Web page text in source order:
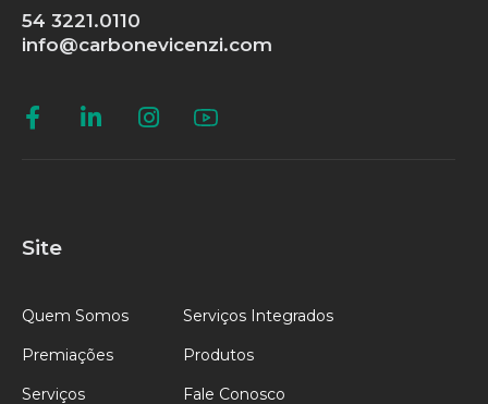
54 3221.0110
info@carbonevicenzi.com
Site
Quem Somos
Premiações
Serviços
Serviços Integrados
Produtos
Fale Conosco